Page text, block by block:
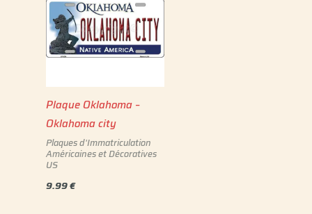
Plaque Oklahoma –
Oklahoma city
Plaques d'Immatriculation
Américaines et Décoratives
US
9.99€